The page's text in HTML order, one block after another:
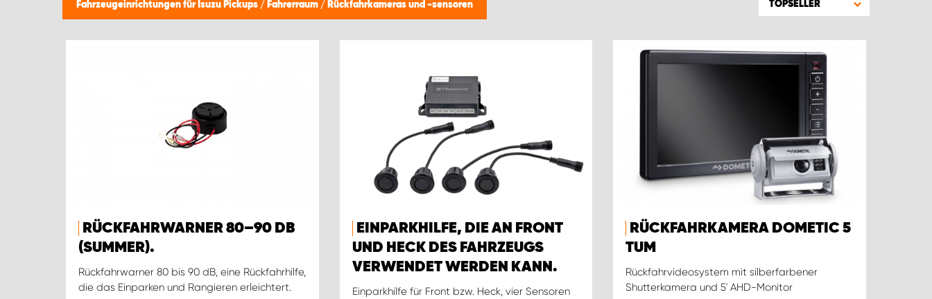
Fahrzeugeinrichtungen für Isuzu Pickups / Fahrerraum / Rückfahrkameras und -sensoren TOPSELLER
RÜCKFAHRWARNER 80–90 DB
(SUMMER).
Rückfahrwarner 80 bis 90 dB, eine Rückfahrhilfe,
die das Einparken und Rangieren erleichtert.
EINPARKHILFE, DIE AN FRONT
UND HECK DES FAHRZEUGS
VERWENDET WERDEN KANN.
Einparkhilfe für Front bzw. Heck, vier Sensoren
RÜCKFAHRKAMERA DOMETIC 5
TUM
Rückfahrvideosystem mit silberfarbener
Shutterkamera und 5' AHD-Monitor